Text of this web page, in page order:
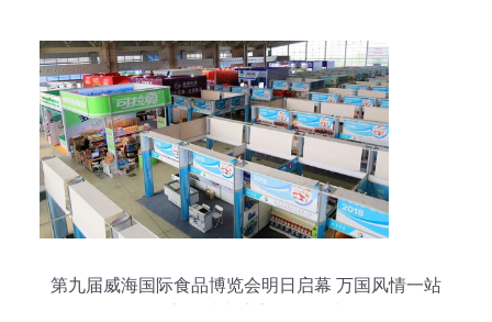
第九届威海国际食品博览会明日启幕 万国风情一站